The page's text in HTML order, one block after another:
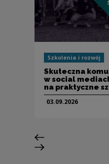
Szkolenia i rozwój
Skuteczna
w social
na praktyczne
03.09.2026
Poprzedni slajd
Następny slajd